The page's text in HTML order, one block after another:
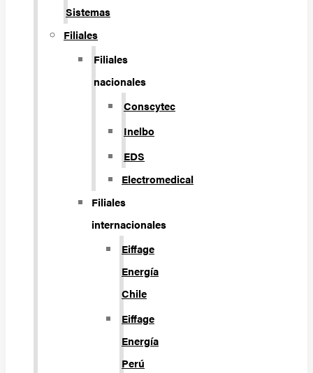
Sistemas
Filiales
Filiales
nacionales
Conscytec
Inelbo
EDS
Electromedical
Filiales
internacionales
Eiffage
Energía
Chile
Eiffage
Energía
Perú